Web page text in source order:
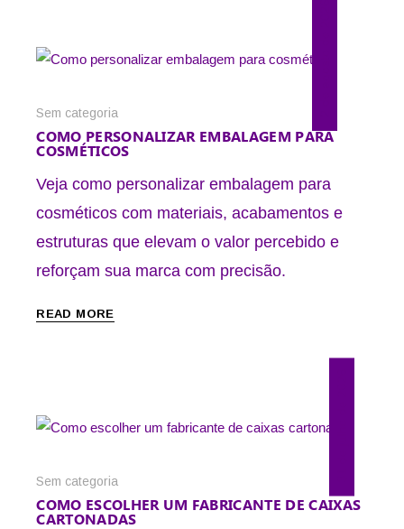
Sem categoria
COMO PERSONALIZAR EMBALAGEM PARA
COSMÉTICOS
Veja como personalizar embalagem para
cosméticos com materiais, acabamentos e
estruturas que elevam o valor percebido e
reforçam sua marca com precisão.
READ MORE
Sem categoria
COMO ESCOLHER UM FABRICANTE DE CAIXAS
CARTONADAS